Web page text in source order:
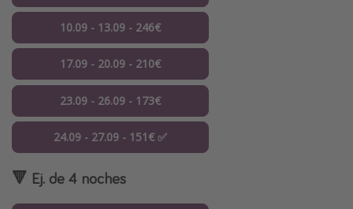
10.09 - 13.09 - 246€
17.09 - 20.09 - 210€
23.09 - 26.09 - 173€
24.09 - 27.09 - 151€ ✅
🔻 Ej. de 4 noches